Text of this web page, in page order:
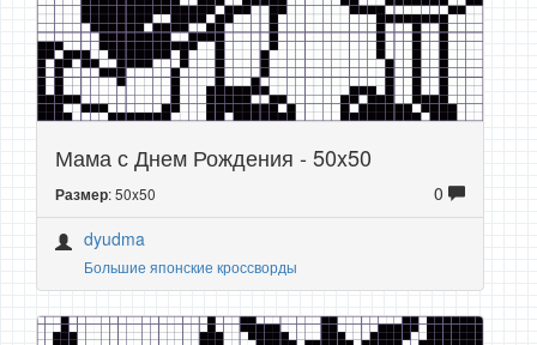
Мама с Днем Рождения - 50x50
Размер: 50x50
0
dyudma
Большие японские кроссворды